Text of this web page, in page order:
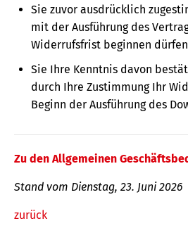
Sie zuvor ausdrücklich
mit der Ausführung des
Widerrufsfrist beginnen
Sie Ihre Kenntnis davon
durch Ihre Zustimmung Ihr
Beginn der Ausführung des
Zu den Allgemeinen
Stand vom Dienstag, 23. Juni 2026
zurück